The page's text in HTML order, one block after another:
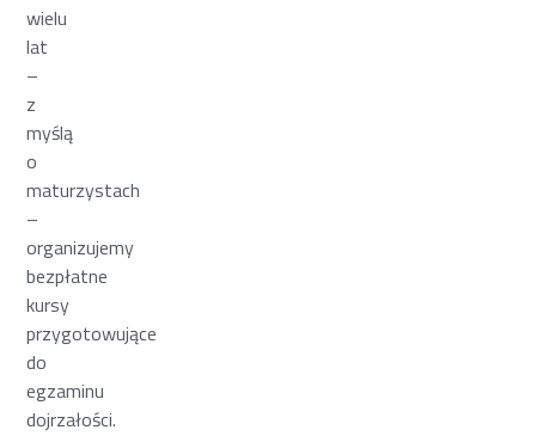
wielu
lat
–
z
myślą
o
maturzystach
–
organizujemy
bezpłatne
kursy
przygotowujące
do
egzaminu
dojrzałości.